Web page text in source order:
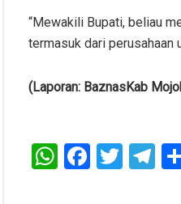
“Mewakili Bupati, beliau
termasuk dari perusahaan
(Laporan: BaznasKab
W
h
F
a
T
wi
T
el